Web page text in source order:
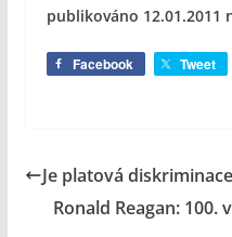
publikováno 12.01.2011
Facebook Tweet
Je platová
Ronald Reagan: